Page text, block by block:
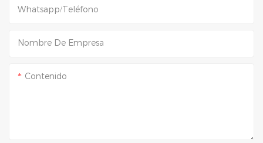
Whatsapp/Teléfono
Nombre De Empresa
Contenido